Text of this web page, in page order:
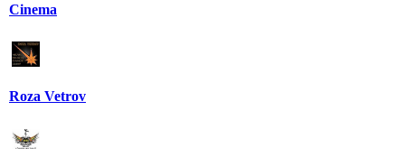
Cinema
Roza Vetrov